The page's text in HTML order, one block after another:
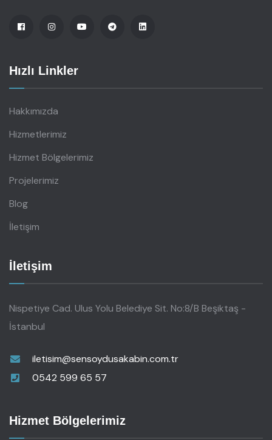
Hızlı Linkler
Hakkımızda
Hizmetlerimiz
Hizmet Bölgelerimiz
Projelerimiz
Blog
İletişim
İletişim
Nispetiye Cad. Ulus Yolu Belediye Sit. No:8/B Beşiktaş -
İstanbul
iletisim@sensoydusakabin.com.tr
0542 599 65 57
Hizmet Bölgelerimiz